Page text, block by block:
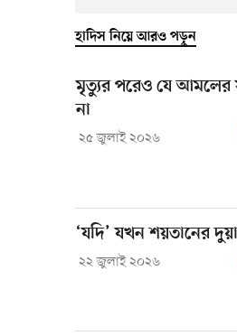
হাদিস নিয়ে আরও পড়ুন
মৃত্যুর পরেও যে আমলের
না
২৫ জুলাই ২০২৬
‘যদি’ যখন শয়তানের
২২ জুলাই ২০২৬